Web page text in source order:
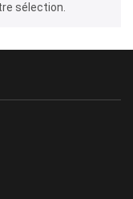
sélection.